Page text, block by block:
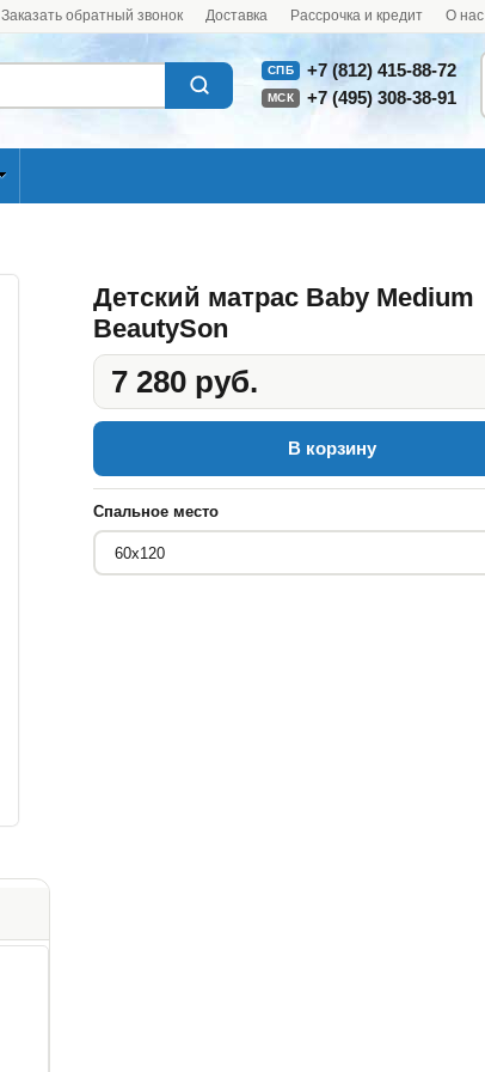
Заказать обратный звонок Доставка Рассрочка и кредит О нас
СПБ +7 (812) 415-88-72
МСК +7 (495) 308-38-91
Детский матрас Baby Medium
BeautySon
7 280 руб.
В корзину
Спальное место